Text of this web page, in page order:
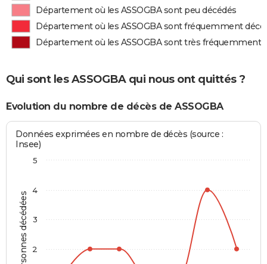
Département où les ASSOGBA sont peu décédés
Département où les ASSOGBA sont fréquemment
Département où les ASSOGBA sont très fréquemment
Qui sont les ASSOGBA qui nous ont quittés ?
Evolution du nombre de décès de ASSOGBA
Personnes décédées
Données exprimées en nombre de décès (source :
Insee)
2
3
4
5